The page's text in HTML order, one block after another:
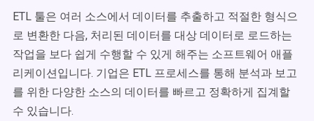
ETL 툴은 여러 소스에서 데이터를 추출하고 적절한 형식으
로 변환한 다음, 처리된 데이터를 대상 데이터로 로드하는
작업을 보다 쉽게 수행할 수 있게 해주는 소프트웨어 애플
리케이션입니다. 기업은 ETL 프로세스를 통해 분석과 보고
를 위한 다양한 소스의 데이터를 빠르고 정확하게 집계할
수 있습니다.